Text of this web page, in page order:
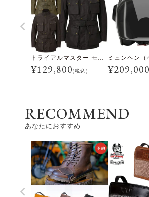
トライアルマスター モーターサイクル ジャケット
¥129,800(税込) ¥209,000
RECOMMEND
あなたにおすすめ